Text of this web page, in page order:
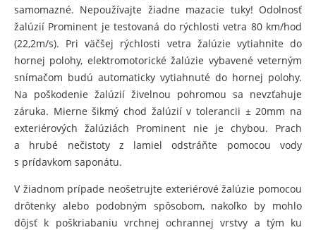
samomazné. Nepoužívajte žiadne mazacie tuky! Odolnosť
žalúzií Prominent je testovaná do rýchlosti vetra 80 km/hod
(22,2m/s). Pri väčšej rýchlosti vetra žalúzie vytiahnite do
hornej polohy, elektromotorické žalúzie vybavené veterným
snímačom budú automaticky vytiahnuté do hornej polohy.
Na poškodenie žalúzií živelnou pohromou sa nevzťahuje
záruka. Mierne šikmý chod žalúzií v tolerancii ± 20mm na
exteriérových žalúziách Prominent nie je chybou. Prach
a hrubé nečistoty z lamiel odstráňte pomocou vody
s prídavkom saponátu.
V žiadnom prípade neošetrujte exteriérové žalúzie pomocou
drôtenky alebo podobným spôsobom, nakoľko by mohlo
dôjsť k poškriabaniu vrchnej ochrannej vrstvy a tým ku